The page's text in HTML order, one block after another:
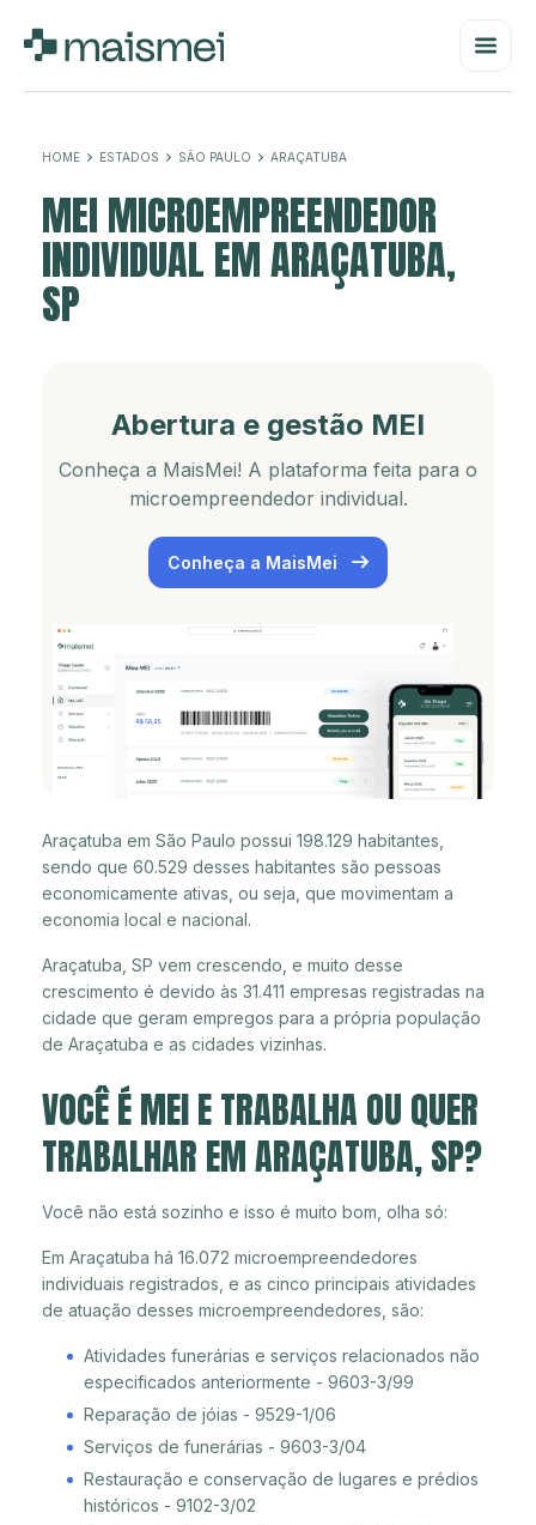
HOME ESTADOS SÃO PAULO ARAÇATUBA
MEI MICROEMPREENDEDOR
INDIVIDUAL EM ARAÇATUBA,
SP
Abertura e gestão MEI
Conheça a MaisMei! A plataforma feita para o
microempreendedor individual.
Conheça a MaisMei
Araçatuba em São Paulo possui 198.129 habitantes,
sendo que 60.529 desses habitantes são pessoas
economicamente ativas, ou seja, que movimentam a
economia local e nacional.
Araçatuba, SP vem crescendo, e muito desse
crescimento é devido às 31.411 empresas registradas na
cidade que geram empregos para a própria população
de Araçatuba e as cidades vizinhas.
VOCÊ É MEI E TRABALHA OU QUER
TRABALHAR EM ARAÇATUBA, SP?
Você não está sozinho e isso é muito bom, olha só:
Em Araçatuba há 16.072 microempreendedores
individuais registrados, e as cinco principais atividades
de atuação desses microempreendedores, são:
Atividades funerárias e serviços relacionados não
especificados anteriormente - 9603-3/99
Reparação de jóias - 9529-1/06
Serviços de funerárias - 9603-3/04
Restauração e conservação de lugares e prédios
históricos - 9102-3/02